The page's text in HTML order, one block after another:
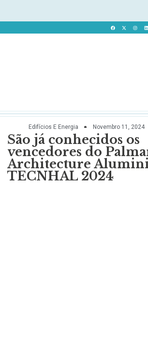
Edifícios E Energia Novembro 11, 2024
São já conhecidos os
vencedores do
Architecture
TECNHAL 2024